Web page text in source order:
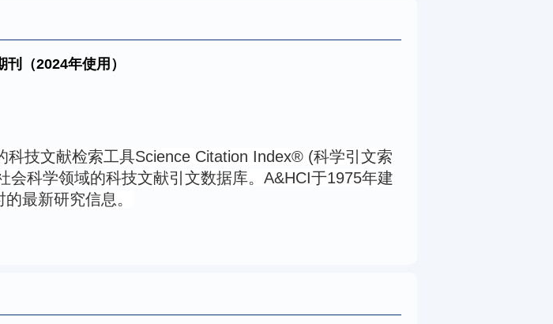
（2024年使用）
科技文献检索工具Science Citation Index® (科学引文索
科学领域的科技文献引文数据库。 A&HCI于1975年建
最新研究信息。